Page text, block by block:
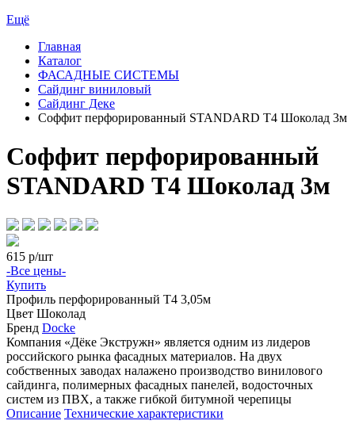
Ещё
Главная
Каталог
ФАСАДНЫЕ СИСТЕМЫ
Сайдинг виниловый
Сайдинг Деке
Соффит перфорированный STANDARD Т4 Шоколад 3м
Соффит перфорированный
STANDARD Т4 Шоколад 3м
615 р/шт
-Все цены-
Купить
Профиль перфорированный Т4 3,05м
Цвет Шоколад
Бренд Docke
Компания «Дёке Экстружн» является одним из лидеров
российского рынка фасадных материалов. На двух
собственных заводах налажено производство винилового
сайдинга, полимерных фасадных панелей, водосточных
систем из ПВХ, а также гибкой битумной черепицы
Описание Технические характеристики